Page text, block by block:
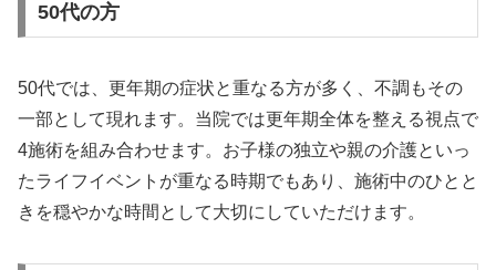
50代の方
50代では、更年期の症状と重なる方が多く、不調もその
一部として現れます。当院では更年期全体を整える視点で
4施術を組み合わせます。お子様の独立や親の介護といっ
たライフイベントが重なる時期でもあり、施術中のひとと
きを穏やかな時間として大切にしていただけます。